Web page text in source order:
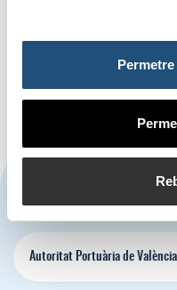
Autoritat Portuària de València